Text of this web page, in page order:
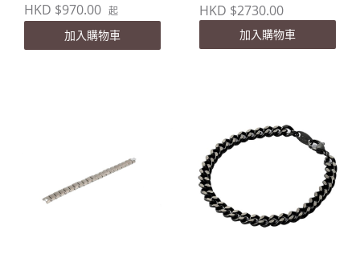
HKD $970.00 起
加入購物車
HKD $2730.00
加入購物車